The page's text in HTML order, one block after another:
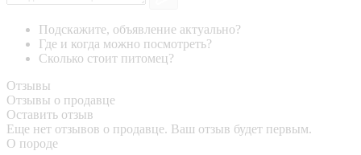
Подскажите, объявление актуально?
Где и когда можно посмотреть?
Сколько стоит питомец?
Отзывы
Отзывы о продавце
Оставить отзыв
Еще нет отзывов о продавце. Ваш отзыв будет первым.
О породе